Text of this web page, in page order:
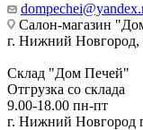
Салон-магазин
г. Нижний Новгород,
Склад "Дом Печей"
Отгрузка со склада
9.00-18.00 пн-пт
г. Нижний Новгород